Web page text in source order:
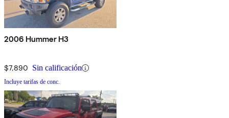
2006 Hummer H3
$7,890 Sin calificación
Incluye tarifas de conc.